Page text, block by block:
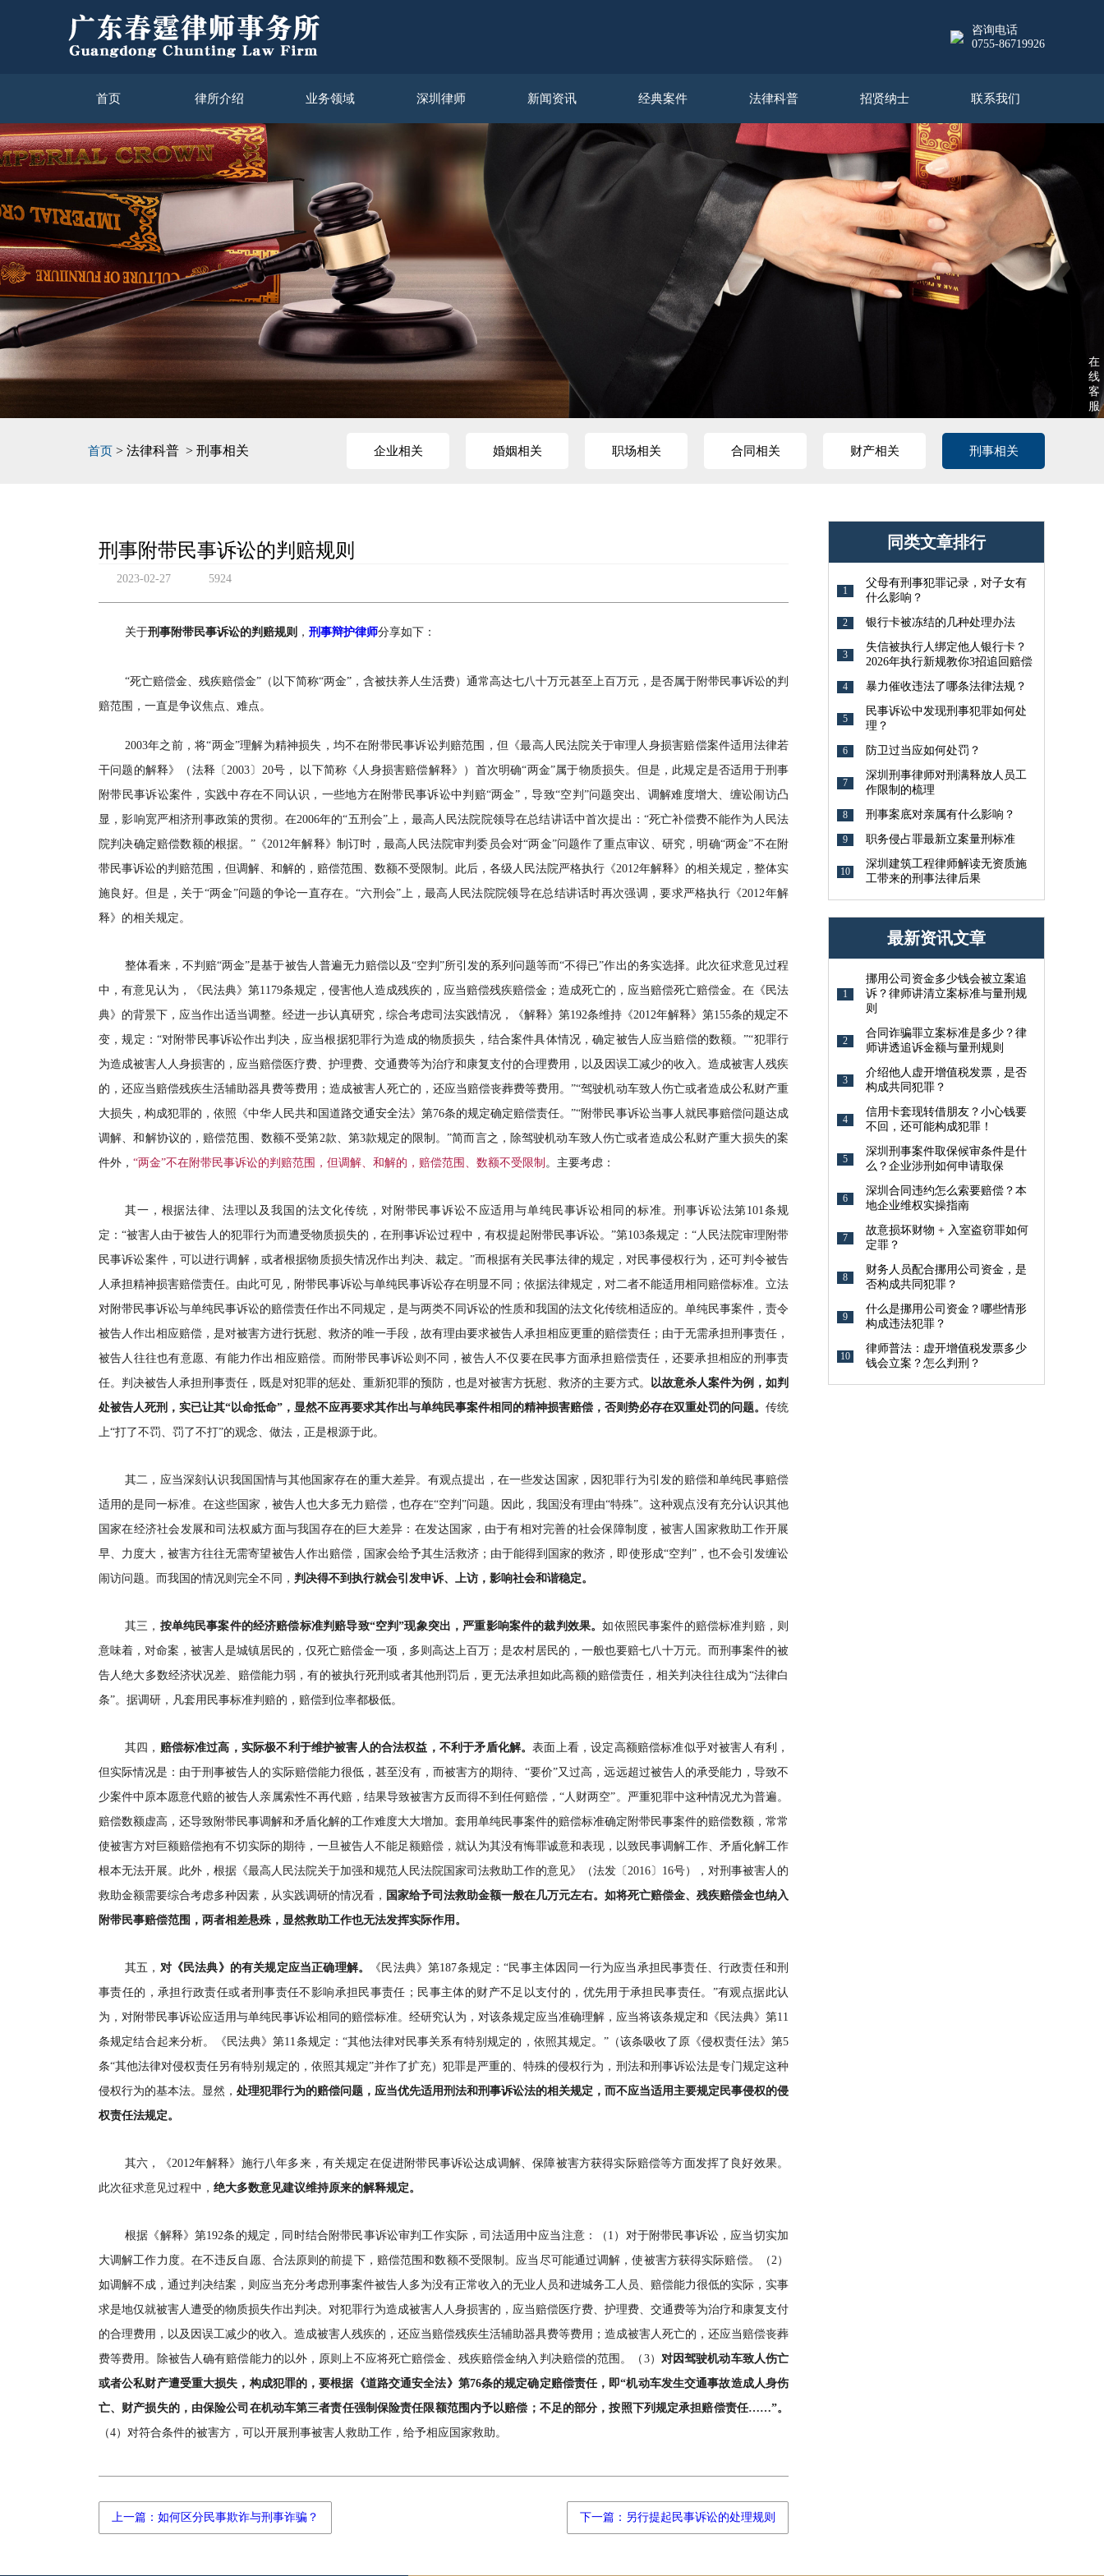
咨询电话
0755-86719926
首页 律所介绍 业务领域 深圳律师 新闻资讯 经典案件 法律科普 招贤纳士 联系我们
首页 > 法律科普 > 刑事相关 企业相关 婚姻相关 职场相关 合同相关 财产相关 刑事相关
刑事附带民事诉讼的判赔规则
2023-02-27 5924
关于刑事附带民事诉讼的判赔规则 ， 刑事辩护律师分享如下：
“死亡赔偿金、残疾赔偿金”（以下简称“两金”，含被扶养人生活费）通常高达七八十万元甚至上百万元，是否属于附带民事诉讼的判
赔范围，一直是争议焦点、难点。
2003年之前，将“两金”理解为精神损失，均不在附带民事诉讼判赔范围，但《最高人民法院关于审理人身损害赔偿案件适用法律若
干问题的解释》（法释〔2003〕20号， 以下简称《人身损害赔偿解释》）首次明确“两金”属于物质损失。但是，此规定是否适用于刑事
附带民事诉讼案件，实践中存在不同认识，一些地方在附带民事诉讼中判赔“两金”，导致“空判”问题突出、调解难度增大、缠讼闹访凸
显，影响宽严相济刑事政策的贯彻。在2006年的“五刑会”上，最高人民法院院领导在总结讲话中首次提出：“死亡补偿费不能作为人民法
院判决确定赔偿数额的根据。”《2012年解释》制订时，最高人民法院审判委员会对“两金”问题作了重点审议、研究，明确“两金”不在附
带民事诉讼的判赔范围，但调解、和解的，赔偿范围、数额不受限制。此后，各级人民法院严格执行《2012年解释》的相关规定，整体实
施良好。但是，关于“两金”问题的争论一直存在。“六刑会”上，最高人民法院院领导在总结讲话时再次强调，要求严格执行《2012年解
释》的相关规定。
整体看来，不判赔“两金”是基于被告人普遍无力赔偿以及“空判”所引发的系列问题等而“不得已”作出的务实选择。此次征求意见过程
中，有意见认为，《民法典》第1179条规定，侵害他人造成残疾的，应当赔偿残疾赔偿金；造成死亡的，应当赔偿死亡赔偿金。在《民法
典》的背景下，应当作出适当调整。经进一步认真研究，综合考虑司法实践情况，《解释》第192条维持《2012年解释》第155条的规定不
变，规定：“对附带民事诉讼作出判决，应当根据犯罪行为造成的物质损失，结合案件具体情况，确定被告人应当赔偿的数额。”“犯罪行
为造成被害人人身损害的，应当赔偿医疗费、护理费、交通费等为治疗和康复支付的合理费用，以及因误工减少的收入。造成被害人残疾
的，还应当赔偿残疾生活辅助器具费等费用；造成被害人死亡的，还应当赔偿丧葬费等费用。”“驾驶机动车致人伤亡或者造成公私财产重
大损失，构成犯罪的，依照《中华人民共和国道路交通安全法》第76条的规定确定赔偿责任。”“附带民事诉讼当事人就民事赔偿问题达成
调解、和解协议的，赔偿范围、数额不受第2款、第3款规定的限制。”简而言之，除驾驶机动车致人伤亡或者造成公私财产重大损失的案
件外， “两金”不在附带民事诉讼的判赔范围，但调解、和解的，赔偿范围、数额不受限制 。主要考虑：
其一，根据法律、法理以及我国的法文化传统，对附带民事诉讼不应适用与单纯民事诉讼相同的标准。刑事诉讼法第101条规
定：“被害人由于被告人的犯罪行为而遭受物质损失的，在刑事诉讼过程中，有权提起附带民事诉讼。”第103条规定：“人民法院审理附带
民事诉讼案件，可以进行调解，或者根据物质损失情况作出判决、裁定。”而根据有关民事法律的规定，对民事侵权行为，还可判令被告
人承担精神损害赔偿责任。由此可见，附带民事诉讼与单纯民事诉讼存在明显不同；依据法律规定，对二者不能适用相同赔偿标准。立法
对附带民事诉讼与单纯民事诉讼的赔偿责任作出不同规定，是与两类不同诉讼的性质和我国的法文化传统相适应的。单纯民事案件，责令
被告人作出相应赔偿，是对被害方进行抚慰、救济的唯一手段，故有理由要求被告人承担相应更重的赔偿责任；由于无需承担刑事责任，
被告人往往也有意愿、有能力作出相应赔偿。而附带民事诉讼则不同，被告人不仅要在民事方面承担赔偿责任，还要承担相应的刑事责
任。判决被告人承担刑事责任，既是对犯罪的惩处、重新犯罪的预防，也是对被害方抚慰、救济的主要方式。 以故意杀人案件为例，如判
处被告人死刑，实已让其“以命抵命”，显然不应再要求其作出与单纯民事案件相同的精神损害赔偿，否则势必存在双重处罚的问题。 传统
上“打了不罚、罚了不打”的观念、做法，正是根源于此。
其二，应当深刻认识我国国情与其他国家存在的重大差异。有观点提出，在一些发达国家，因犯罪行为引发的赔偿和单纯民事赔偿
适用的是同一标准。在这些国家，被告人也大多无力赔偿，也存在“空判”问题。因此，我国没有理由“特殊”。这种观点没有充分认识其他
国家在经济社会发展和司法权威方面与我国存在的巨大差异：在发达国家，由于有相对完善的社会保障制度，被害人国家救助工作开展
早、力度大，被害方往往无需寄望被告人作出赔偿，国家会给予其生活救济；由于能得到国家的救济，即使形成“空判”，也不会引发缠讼
闹访问题。而我国的情况则完全不同， 判决得不到执行就会引发申诉、上访，影响社会和谐稳定。
其三， 按单纯民事案件的经济赔偿标准判赔导致“空判”现象突出，严重影响案件的裁判效果。如依照民事案件的赔偿标准判赔，则
意味着，对命案，被害人是城镇居民的，仅死亡赔偿金一项，多则高达上百万；是农村居民的，一般也要赔七八十万元。而刑事案件的被
告人绝大多数经济状况差、赔偿能力弱，有的被执行死刑或者其他刑罚后，更无法承担如此高额的赔偿责任，相关判决往往成为“法律白
条”。据调研，凡套用民事标准判赔的，赔偿到位率都极低。
其四， 赔偿标准过高，实际极不利于维护被害人的合法权益，不利于矛盾化解。表面上看，设定高额赔偿标准似乎对被害人有利，
但实际情况是：由于刑事被告人的实际赔偿能力很低，甚至没有，而被害方的期待、“要价”又过高，远远超过被告人的承受能力，导致不
少案件中原本愿意代赔的被告人亲属索性不再代赔，结果导致被害方反而得不到任何赔偿，“人财两空”。严重犯罪中这种情况尤为普遍。
赔偿数额虚高，还导致附带民事调解和矛盾化解的工作难度大大增加。套用单纯民事案件的赔偿标准确定附带民事案件的赔偿数额，常常
使被害方对巨额赔偿抱有不切实际的期待，一旦被告人不能足额赔偿，就认为其没有悔罪诚意和表现，以致民事调解工作、矛盾化解工作
根本无法开展。此外，根据《最高人民法院关于加强和规范人民法院国家司法救助工作的意见》（法发〔2016〕16号），对刑事被害人的
救助金额需要综合考虑多种因素，从实践调研的情况看， 国家给予司法救助金额一般在几万元左右。如将死亡赔偿金、残疾赔偿金也纳入
附带民事赔偿范围，两者相差悬殊，显然救助工作也无法发挥实际作用。
其五， 对《民法典》的有关规定应当正确理解。
《民法典》第187条规定：“民事主体因同一行为应当承担民事责任、行政责任和刑
事责任的，承担行政责任或者刑事责任不影响承担民事责任；民事主体的财产不足以支付的，优先用于承担民事责任。”有观点据此认
为，对附带民事诉讼应适用与单纯民事诉讼相同的赔偿标准。经研究认为，对该条规定应当准确理解，应当将该条规定和《民法典》第11
条规定结合起来分析。《民法典》第11条规定：“其他法律对民事关系有特别规定的，依照其规定。”（该条吸收了原《侵权责任法》第5
条“其他法律对侵权责任另有特别规定的，依照其规定”并作了扩充）犯罪是严重的、特殊的侵权行为，刑法和刑事诉讼法是专门规定这种
侵权行为的基本法。显然， 处理犯罪行为的赔偿问题，应当优先适用刑法和刑事诉讼法的相关规定，而不应当适用主要规定民事侵权的侵
权责任法规定。
其六，《2012年解释》施行八年多来，有关规定在促进附带民事诉讼达成调解、保障被害方获得实际赔偿等方面发挥了良好效果。
此次征求意见过程中， 绝大多数意见建议维持原来的解释规定。
根据《解释》第192条的规定，同时结合附带民事诉讼审判工作实际，司法适用中应当注意：（1）对于附带民事诉讼，应当切实加
大调解工作力度。在不违反自愿、合法原则的前提下，赔偿范围和数额不受限制。应当尽可能通过调解，使被害方获得实际赔偿。（2）
如调解不成，通过判决结案，则应当充分考虑刑事案件被告人多为没有正常收入的无业人员和进城务工人员、赔偿能力很低的实际，实事
求是地仅就被害人遭受的物质损失作出判决。对犯罪行为造成被害人人身损害的，应当赔偿医疗费、护理费、交通费等为治疗和康复支付
的合理费用，以及因误工减少的收入。造成被害人残疾的，还应当赔偿残疾生活辅助器具费等费用；造成被害人死亡的，还应当赔偿丧葬
费等费用。除被告人确有赔偿能力的以外，原则上不应将死亡赔偿金、残疾赔偿金纳入判决赔偿的范围。（3） 对因驾驶机动车致人伤亡
或者公私财产遭受重大损失，构成犯罪的，要根据《道路交通安全法》第76条的规定确定赔偿责任，即“机动车发生交通事故造成人身伤
亡、财产损失的，由保险公司在机动车第三者责任强制保险责任限额范围内予以赔偿；不足的部分，按照下列规定承担赔偿责任……”。
（4）对符合条件的被害方，可以开展刑事被害人救助工作，给予相应国家救助。
上一篇：如何区分民事欺诈与刑事诈骗？ 下一篇：另行提起民事诉讼的处理规则
同类文章排行
1
父母有刑事犯罪记录，对子女有
什么影响？
2 银行卡被冻结的几种处理办法
3
失信被执行人绑定他人银行卡？
2026年执行新规教你3招追回赔偿
4 暴力催收违法了哪条法律法规？
5
民事诉讼中发现刑事犯罪如何处
理？
6 防卫过当应如何处罚？
7
深圳刑事律师对刑满释放人员工
作限制的梳理
8 刑事案底对亲属有什么影响？
9 职务侵占罪最新立案量刑标准
10
深圳建筑工程律师解读无资质施
工带来的刑事法律后果
最新资讯文章
1
挪用公司资金多少钱会被立案追
诉？律师讲清立案标准与量刑规
则
2
合同诈骗罪立案标准是多少？律
师讲透追诉金额与量刑规则
3
介绍他人虚开增值税发票，是否
构成共同犯罪？
4
信用卡套现转借朋友？小心钱要
不回，还可能构成犯罪！
5
深圳刑事案件取保候审条件是什
么？企业涉刑如何申请取保
6
深圳合同违约怎么索要赔偿？本
地企业维权实操指南
7
故意损坏财物 + 入室盗窃罪如何
定罪？
8
财务人员配合挪用公司资金，是
否构成共同犯罪？
9
什么是挪用公司资金？哪些情形
构成违法犯罪？
10
律师普法：虚开增值税发票多少
钱会立案？怎么判刑？
在
线
客
服